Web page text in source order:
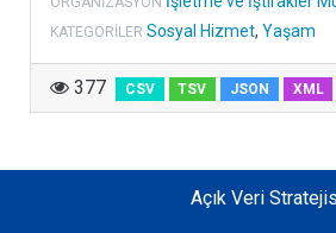
KATEGORILER Sosyal Hizmet, Yaşam
377 CSV TSV JSON XML
Açık Veri